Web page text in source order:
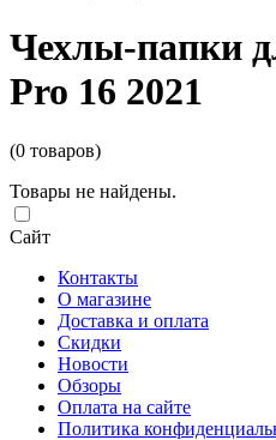
Чехлы-папки
Pro 16 2021
(0 товаров)
Товары не найдены.
Сайт
Контакты
О магазине
Доставка и оплата
Скидки
Новости
Обзоры
Оплата на сайте
Политика